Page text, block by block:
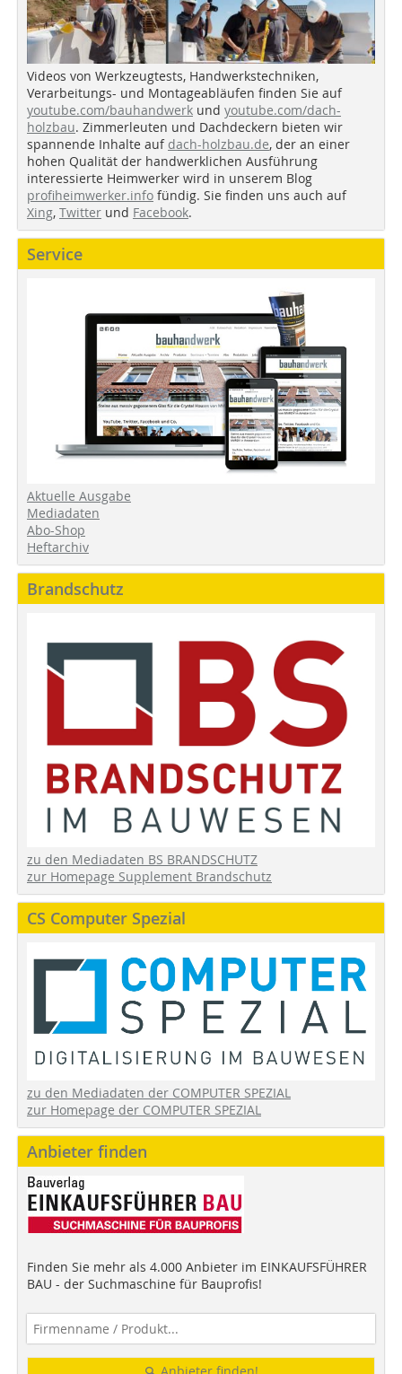
Videos von Werkzeugtests, Handwerkstechniken,
Verarbeitungs- und Montageabläufen finden Sie auf
youtube.com/bauhandwerk und youtube.com/dach-
holzbau. Zimmerleuten und Dachdeckern bieten wir
spannende Inhalte auf dach-holzbau.de, der an einer
hohen Qualität der handwerklichen Ausführung
interessierte Heimwerker wird in unserem Blog
profiheimwerker.info fündig. Sie finden uns auch auf
Xing, Twitter und Facebook.
Service
Aktuelle Ausgabe
Mediadaten
Abo-Shop
Heftarchiv
Brandschutz
zu den Mediadaten BS BRANDSCHUTZ
zur Homepage Supplement Brandschutz
CS Computer Spezial
zu den Mediadaten der COMPUTER SPEZIAL
zur Homepage der COMPUTER SPEZIAL
Anbieter finden
Finden Sie mehr als 4.000 Anbieter im EINKAUFSFÜHRER
BAU - der Suchmaschine für Bauprofis!